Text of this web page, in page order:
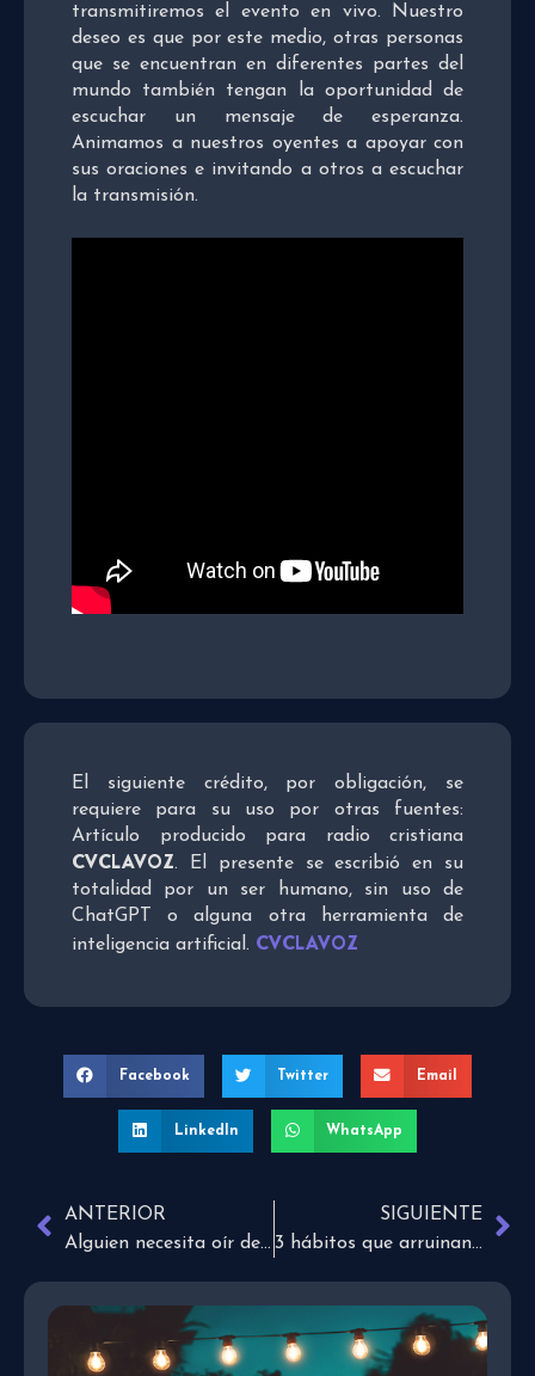
transmitiremos el evento en vivo. Nuestro
deseo es que por este medio, otras personas
que se encuentran en diferentes partes del
mundo también tengan la oportunidad de
escuchar un mensaje de esperanza.
Animamos a nuestros oyentes a apoyar con
sus oraciones e invitando a otros a escuchar
la transmisión.
El siguiente crédito, por obligación, se
requiere para su uso por otras fuentes:
Artículo producido para radio cristiana
CVCLAVOZ. El presente se escribió en su
totalidad por un ser humano, sin uso de
ChatGPT o alguna otra herramienta de
inteligencia artificial. CVCLAVOZ
Facebook Twitter Email
LinkedIn WhatsApp
ANTERIOR
Alguien necesita oír de Jesús
SIGUIENTE
3 hábitos que arruinan tu relación